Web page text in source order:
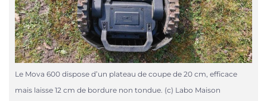
Le Mova 600 dispose d’un plateau de coupe de 20 cm, efficace
mais laisse 12 cm de bordure non tondue. (c) Labo Maison